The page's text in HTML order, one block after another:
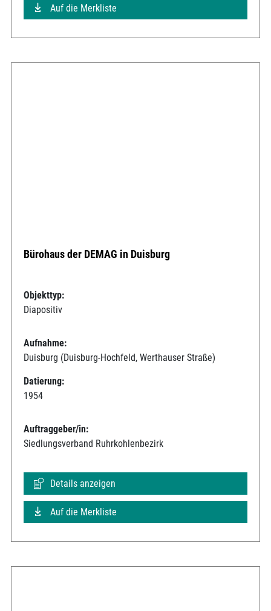
Auf die Merkliste
Bürohaus der DEMAG in Duisburg
Objekttyp:
Diapositiv
Aufnahme:
Duisburg (Duisburg-Hochfeld, Werthauser Straße)
Datierung:
1954
Auftraggeber/in:
Siedlungsverband Ruhrkohlenbezirk
Details anzeigen
Auf die Merkliste